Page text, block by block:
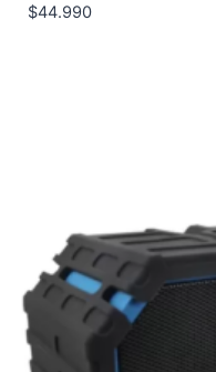
$44.990